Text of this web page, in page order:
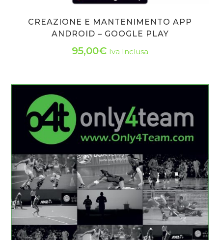
CREAZIONE E MANTENIMENTO APP
ANDROID – GOOGLE PLAY
95,00€ Iva Inclusa